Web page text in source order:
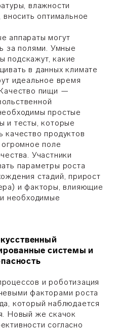
влажности
оптимальное
аппараты могут
за полями. Умные
подскажут, какие
в данных климате
идеальное время
пищи —
простые
и тесты, которые
качество продуктов
поле
Участники
параметры роста
стадий, прирост
и факторы, влияющие
необходимые
системы и
и роботизация
факторами роста
который наблюдается
Новый же скачок
согласно